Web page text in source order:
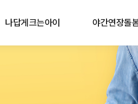
나답게크는아이 야간연장돌